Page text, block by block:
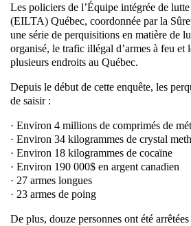
Les policiers de l’Équipe intégrée de
(EILTA) Québec, coordonnée par la
une série de perquisitions en matière de
organisé, le trafic illégal d’armes à feu et
plusieurs endroits au Québec.
Depuis le début de cette enquête, les
de saisir :
· Environ 4 millions de comprimés de
· Environ 34 kilogrammes de crystal meth
· Environ 18 kilogrammes de cocaïne
· Environ 190 000$ en argent canadien
· 27 armes longues
· 23 armes de poing
De plus, douze personnes ont été